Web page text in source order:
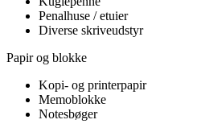
Penalhuse / etuier
Diverse skriveudstyr
Papir og blokke
Kopi- og printerpapir
Memoblokke
Notesbøger